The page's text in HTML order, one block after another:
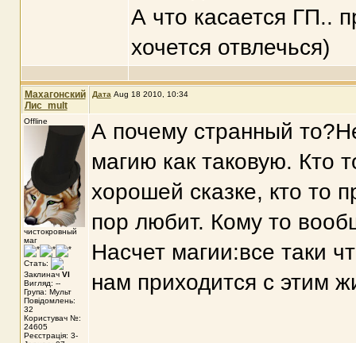
А что касается ГП..
хочется отвлечься)
Махагонский
Лис_mult
Дата Aug 18 2010, 10:34
Offline
чистокровный
маг
Стать:
Заклинач VI
Вигляд: --
Група: Мульт
Повідомлень:
32
Користувач №:
24605
Реєстрація: 3-
А почему странный
магию как таковую. Кто
хорошей сказке, кто то
пор любит. Кому то
Насчет магии:все таки
нам приходится с этим